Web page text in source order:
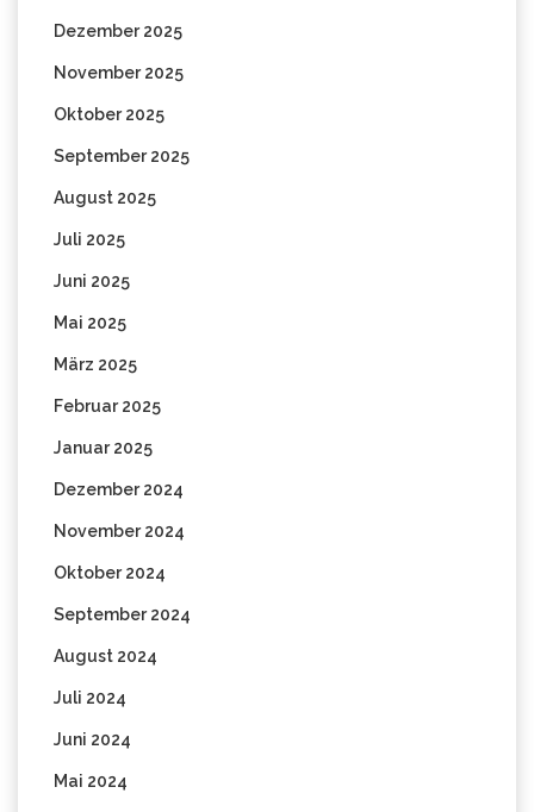
Dezember 2025
November 2025
Oktober 2025
September 2025
August 2025
Juli 2025
Juni 2025
Mai 2025
März 2025
Februar 2025
Januar 2025
Dezember 2024
November 2024
Oktober 2024
September 2024
August 2024
Juli 2024
Juni 2024
Mai 2024